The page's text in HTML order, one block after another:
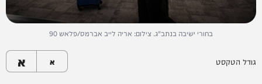
בחורי ישיבה בנתב"ג. צילום: אריה לייב אברמס/פלאש 90
גודל הטקסט א א